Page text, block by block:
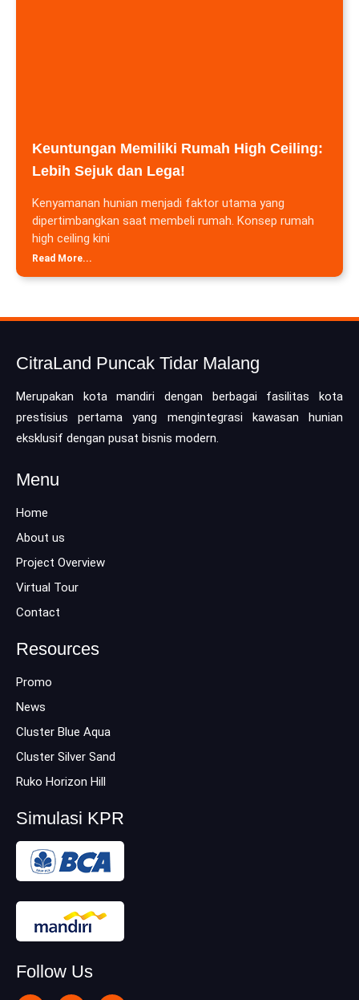
Keuntungan Memiliki Rumah High Ceiling:
Lebih Sejuk dan Lega!
Kenyamanan hunian menjadi faktor utama yang
dipertimbangkan saat membeli rumah. Konsep rumah
high ceiling kini
Read More...
CitraLand Puncak Tidar Malang
Merupakan kota mandiri dengan berbagai fasilitas kota
prestisius pertama yang mengintegrasi kawasan hunian
eksklusif dengan pusat bisnis modern.
Menu
Home
About us
Project Overview
Virtual Tour
Contact
Resources
Promo
News
Cluster Blue Aqua
Cluster Silver Sand
Ruko Horizon Hill
Simulasi KPR
Follow Us